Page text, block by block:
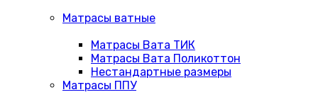
Матрасы ватные
Матрасы Вата ТИК
Матрасы Вата Поликоттон
Нестандартные размеры
Матрасы ППУ